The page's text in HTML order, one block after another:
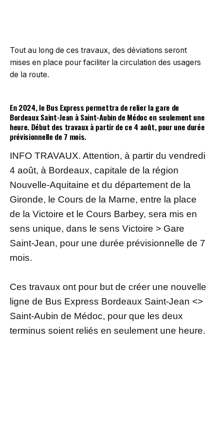
Tout au long de ces travaux, des déviations seront
mises en place pour faciliter la circulation des usagers
de la route.
En 2024, le Bus Express permettra de relier la gare de
Bordeaux Saint-Jean à Saint-Aubin de Médoc en seulement une
heure. Début des travaux à partir de ce 4 août, pour une durée
prévisionnelle de 7 mois.
INFO TRAVAUX. Attention, à partir du vendredi
4 août, à Bordeaux, capitale de la région
Nouvelle-Aquitaine et du département de la
Gironde, le Cours de la Marne, entre la place
de la Victoire et le Cours Barbey, sera mis en
sens unique, dans le sens Victoire > Gare
Saint-Jean, pour une durée prévisionnelle de 7
mois.
Ces travaux ont pour but de créer une nouvelle
ligne de Bus Express Bordeaux Saint-Jean <>
Saint-Aubin de Médoc, pour que les deux
terminus soient reliés en seulement une heure.